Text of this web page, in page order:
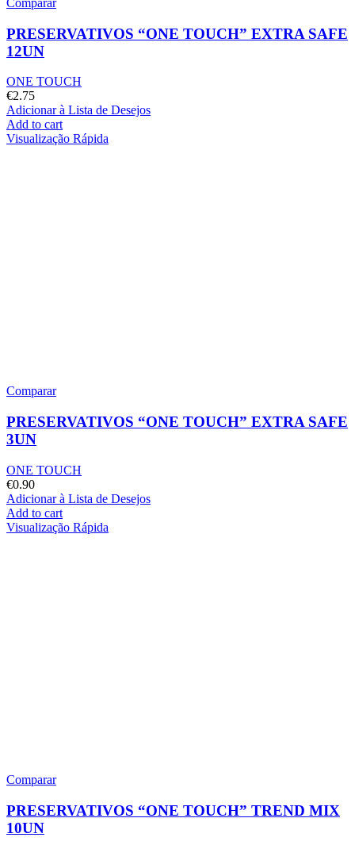
Comparar
PRESERVATIVOS “ONE TOUCH” EXTRA SAFE
12UN
ONE TOUCH
€2.75
Adicionar à Lista de Desejos
Add to cart
Visualização Rápida
Comparar
PRESERVATIVOS “ONE TOUCH” EXTRA SAFE
3UN
ONE TOUCH
€0.90
Adicionar à Lista de Desejos
Add to cart
Visualização Rápida
Comparar
PRESERVATIVOS “ONE TOUCH” TREND MIX
10UN